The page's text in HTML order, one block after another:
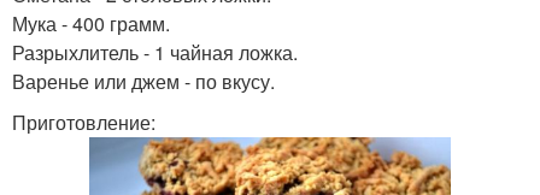
Мука - 400 грамм.
Разрыхлитель - 1 чайная ложка.
Варенье или джем - по вкусу.
Приготовление: